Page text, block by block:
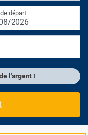
départ
2026
l'argent !